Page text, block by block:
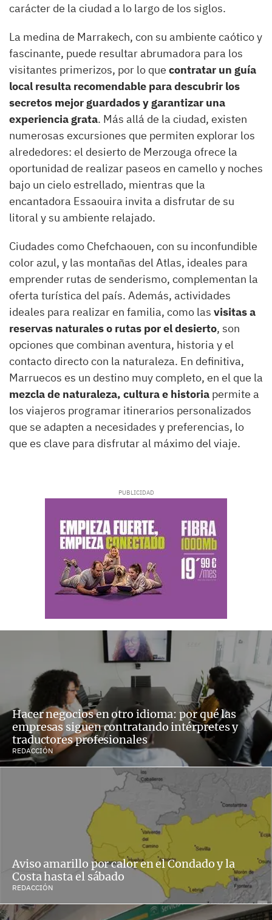
carácter de la ciudad a lo largo de los siglos.
La medina de Marrakech, con su ambiente caótico y
fascinante, puede resultar abrumadora para los
visitantes primerizos, por lo que contratar un guía
local resulta recomendable para descubrir los
secretos mejor guardados y garantizar una
experiencia grata. Más allá de la ciudad, existen
numerosas excursiones que permiten explorar los
alrededores: el desierto de Merzouga ofrece la
oportunidad de realizar paseos en camello y noches
bajo un cielo estrellado, mientras que la
encantadora Essaouira invita a disfrutar de su
litoral y su ambiente relajado.
Ciudades como Chefchaouen, con su inconfundible
color azul, y las montañas del Atlas, ideales para
emprender rutas de senderismo, complementan la
oferta turística del país. Además, actividades
ideales para realizar en familia, como las visitas a
reservas naturales o rutas por el desierto, son
opciones que combinan aventura, historia y el
contacto directo con la naturaleza. En definitiva,
Marruecos es un destino muy completo, en el que la
mezcla de naturaleza, cultura e historia permite a
los viajeros programar itinerarios personalizados
que se adapten a necesidades y preferencias, lo
que es clave para disfrutar al máximo del viaje.
Hacer negocios en otro idioma: por qué las
empresas siguen contratando intérpretes y
traductores profesionales
REDACCIÓN
Aviso amarillo por calor en el Condado y la
Costa hasta el sábado
REDACCIÓN